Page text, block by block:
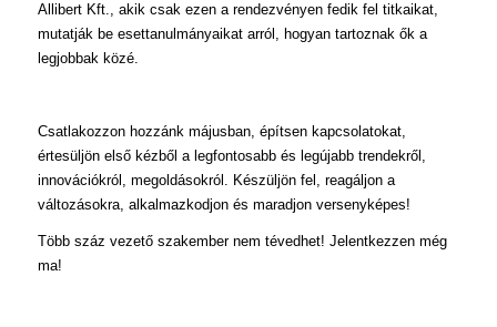
Allibert Kft., akik csak ezen a rendezvényen fedik fel titkaikat,
mutatják be esettanulmányaikat arról, hogyan tartoznak ők a
legjobbak közé.
Csatlakozzon hozzánk májusban, építsen kapcsolatokat,
értesüljön első kézből a legfontosabb és legújabb trendekről,
innovációkról, megoldásokról. Készüljön fel, reagáljon a
változásokra, alkalmazkodjon és maradjon versenyképes!
Több száz vezető szakember nem tévedhet! Jelentkezzen még
ma!